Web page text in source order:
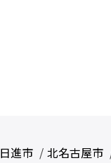
日進市 北名古屋市